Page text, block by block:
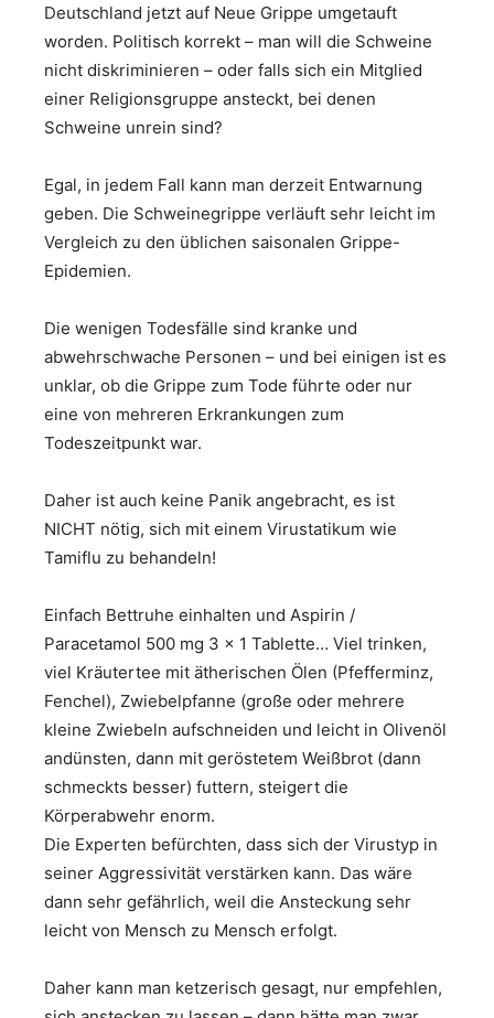
Deutschland jetzt auf Neue Grippe umgetauft
worden. Politisch korrekt – man will die Schweine
nicht diskriminieren – oder falls sich ein Mitglied
einer Religionsgruppe ansteckt, bei denen
Schweine unrein sind?
Egal, in jedem Fall kann man derzeit Entwarnung
geben. Die Schweinegrippe verläuft sehr leicht im
Vergleich zu den üblichen saisonalen Grippe-
Epidemien.
Die wenigen Todesfälle sind kranke und
abwehrschwache Personen – und bei einigen ist es
unklar, ob die Grippe zum Tode führte oder nur
eine von mehreren Erkrankungen zum
Todeszeitpunkt war.
Daher ist auch keine Panik angebracht, es ist
NICHT nötig, sich mit einem Virustatikum wie
Tamiflu zu behandeln!
Einfach Bettruhe einhalten und Aspirin /
Paracetamol 500 mg 3 x 1 Tablette… Viel trinken,
viel Kräutertee mit ätherischen Ölen (Pfefferminz,
Fenchel), Zwiebelpfanne (große oder mehrere
kleine Zwiebeln aufschneiden und leicht in Olivenöl
andünsten, dann mit geröstetem Weißbrot (dann
schmeckts besser) futtern, steigert die
Körperabwehr enorm.
Die Experten befürchten, dass sich der Virustyp in
seiner Aggressivität verstärken kann. Das wäre
dann sehr gefährlich, weil die Ansteckung sehr
leicht von Mensch zu Mensch erfolgt.
Daher kann man ketzerisch gesagt, nur empfehlen,